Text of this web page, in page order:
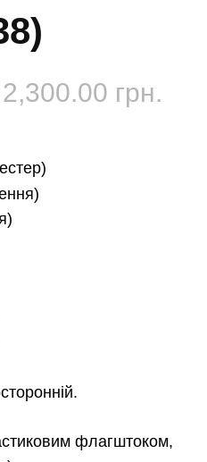
2,300.00 грн.
флагштоком,